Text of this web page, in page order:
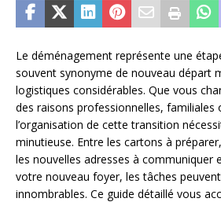
Le déménagement représente une
souvent synonyme de nouveau départ
logistiques considérables. Que vous
des raisons professionnelles, familiales
l’organisation de cette transition
minutieuse. Entre les cartons à
les nouvelles adresses à communiquer
votre nouveau foyer, les tâches
innombrables. Ce guide détaillé vous